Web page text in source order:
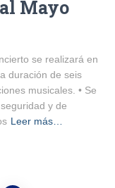
Mayo
se realizará en
duración de seis
musicales. • Se
y de
Leer más…